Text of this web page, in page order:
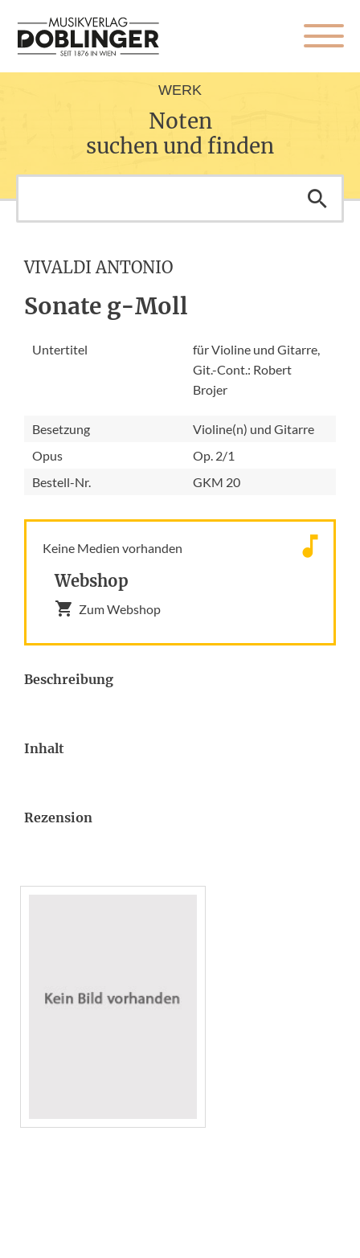
WERK
Noten
suchen und finden
VIVALDI ANTONIO
Sonate g-Moll
Untertitel
für Violine und Gitarre,
Git.-Cont.: Robert
Brojer
Besetzung
Violine(n) und Gitarre
Opus
Op. 2/1
Bestell-Nr.
GKM 20
Keine Medien vorhanden
Webshop
Zum Webshop
Beschreibung
Inhalt
Rezension